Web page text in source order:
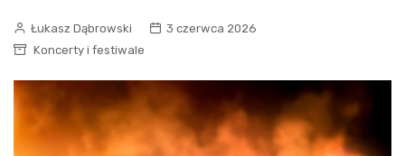
Łukasz Dąbrowski
3 czerwca 2026
Koncerty i festiwale